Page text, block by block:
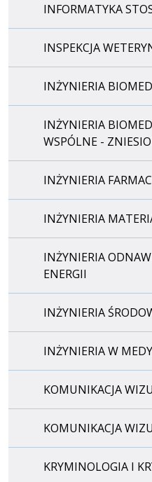
INFORMATYKA
INSPEKCJA
INŻYNIERIA
INŻYNIERIA
WSPÓLNE -
INŻYNIERIA
INŻYNIERIA
INŻYNIERIA
ENERGII
INŻYNIERIA
INŻYNIERIA W
KOMUNIKACJA
KOMUNIKACJA
KRYMINOLOGIA I